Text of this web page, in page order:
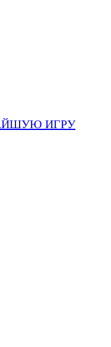
ИГРУ